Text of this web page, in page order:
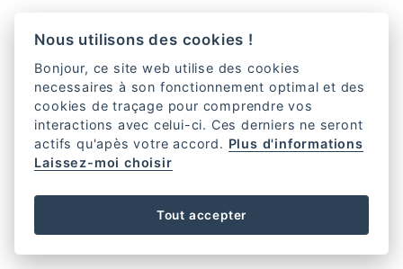
Nous utilisons des cookies !
Bonjour, ce site web utilise des cookies
necessaires à son fonctionnement optimal et des
cookies de traçage pour comprendre vos
interactions avec celui-ci. Ces derniers ne seront
actifs qu'apès votre accord. Plus d'informations
Laissez-moi choisir
Tout accepter